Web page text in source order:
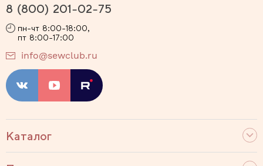
Каталог
8 (800) 201-02-75
пн-чт 8:00-18:00,
пт 8:00-17:00
info@sewclub.ru